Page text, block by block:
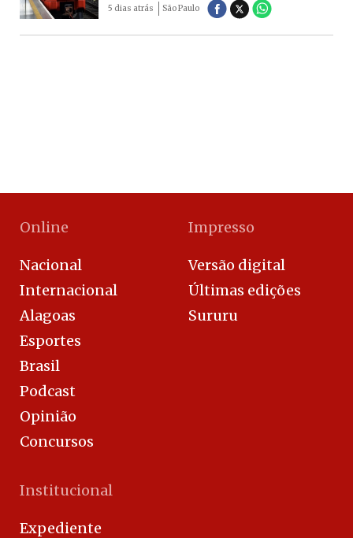
5 dias atrás São Paulo
Online
Nacional
Internacional
Alagoas
Esportes
Brasil
Podcast
Opinião
Concursos
Impresso
Versão digital
Últimas edições
Sururu
Institucional
Expediente